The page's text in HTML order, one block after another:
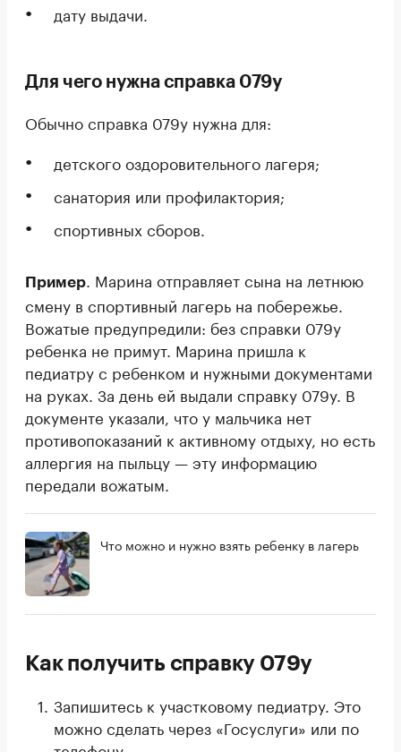
дату выдачи.
Для чего нужна справка 079у
Обычно справка 079у нужна для:
детского оздоровительного лагеря;
санатория или профилактория;
спортивных сборов.
Пример
. Марина отправляет сына на летнюю
смену в спортивный лагерь на побережье.
Вожатые предупредили: без справки 079у
ребенка не примут. Марина пришла к
педиатру с ребенком и нужными документами
на руках. За день ей выдали справку 079у. В
документе указали, что у мальчика нет
противопоказаний к активному отдыху, но есть
аллергия на пыльцу — эту информацию
передали вожатым.
Что можно и нужно взять ребенку в лагерь
Как получить справку 079у
Запишитесь к участковому педиатру. Это
можно сделать через «Госуслуги» или по